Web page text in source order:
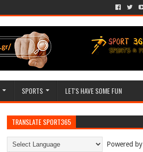
SPORTS LET'S HAVE SOME FUN
TRANSLATE SPORT365
Powered by